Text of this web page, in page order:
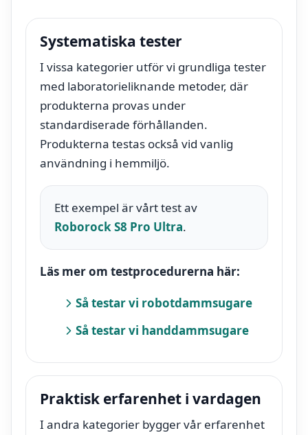
Systematiska tester
I vissa kategorier utför vi grundliga tester
med laboratorieliknande metoder, där
produkterna provas under
standardiserade förhållanden.
Produkterna testas också vid vanlig
användning i hemmiljö.
Ett exempel är vårt test av
Roborock S8 Pro Ultra.
Läs mer om testprocedurerna här:
Så testar vi robotdammsugare
Så testar vi handdammsugare
Praktisk erfarenhet i vardagen
I andra kategorier bygger vår erfarenhet